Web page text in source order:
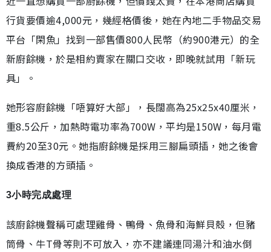
行貨要價逾4,000元，幾經格價後，她在內地二手物品交易
平台「閑魚」找到一部售價800人民幣（約900港元）的全
新廚餘機，於是相約賣家在關口交收，即晚就試用「新玩
具」。
她形容廚餘機「唔算好大部」，長闊高為25x25x40厘米，
重8.5公斤，加熱時電功率為700W，平均是150W，每月電
費約20至30元。她指廚餘機是採用三腳扁頭插，她之後會
換成香港的方頭插。
3小時完成處理
該廚餘機聲稱可處理雞骨、鴨骨、魚骨和海鮮貝殼，但豬
筒骨、牛T骨等則不可放入，亦不建議連同湯汁和油水倒